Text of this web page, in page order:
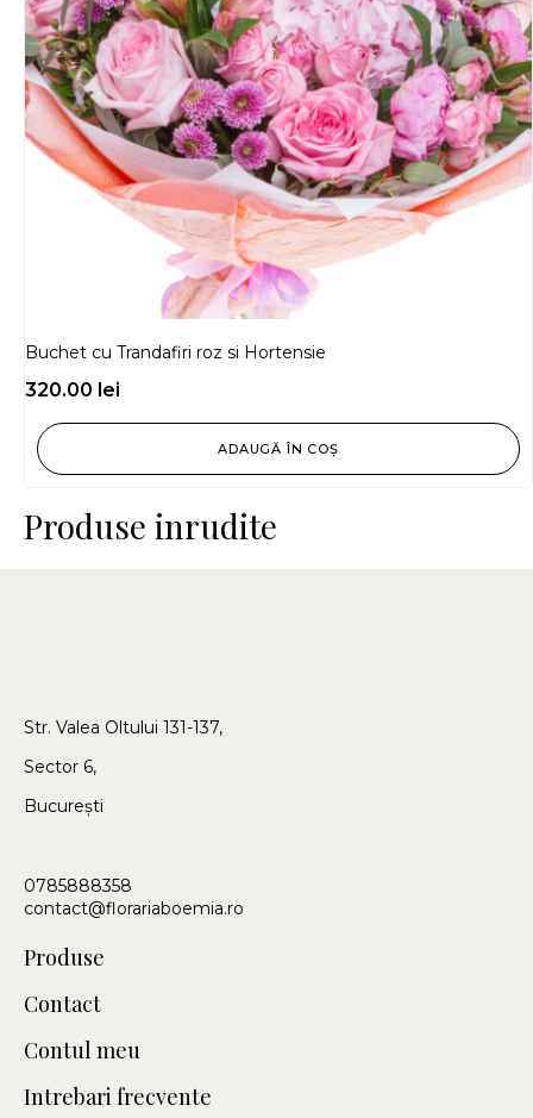
Buchet cu Trandafiri roz si Hortensie
320.00 lei
ADAUGĂ ÎN COȘ
Produse inrudite
Str. Valea Oltului 131-137,
Sector 6,
București
0785888358
contact@florariaboemia.ro
Produse
Contact
Contul meu
Intrebari frecvente